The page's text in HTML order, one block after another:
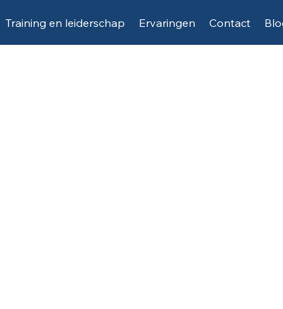
Training en leiderschap Ervaringen Contact